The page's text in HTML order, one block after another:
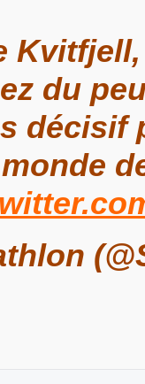
du
décisif